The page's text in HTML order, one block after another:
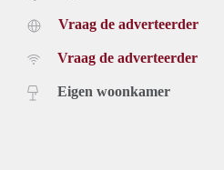
Vraag de adverteerder
Vraag de adverteerder
Eigen woonkamer